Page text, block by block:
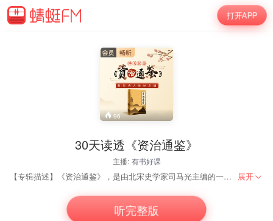
打开APP
96
30天读透《资治通鉴》
主播: 有书好课
【专辑描述】《资治通鉴》，是由北宋史学家司马光主编的一部多卷本编年体史书，共294卷，历时十九年完成。主要以时间为纲，事件为目。 你是否总是因为选择而纠结?选工作、选伴侣、选生活的城市、选孩子的学校，为什么忙忙碌碌,缺依然感觉空虚? 工作、应酬、家庭、整日疲惫不堪，心力憔悴,却不知归向何处。本课《资治通鉴》为你细致讲述100+历史名人案例，智慧与故事结合,有趣又有料可以帮助你解决以上的困惑，从巧辩之道、辩证之法、王道思想讲述生活处理方，法一套流传千年的方法论 帮你解决的各种难题。 展开
听完整版